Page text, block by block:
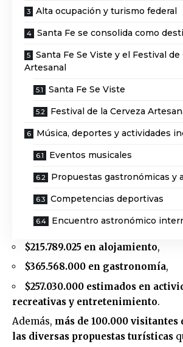
Alta ocupación y turismo federal
Santa Fe se consolida como
Santa Fe Se Viste y el Festival de
Artesanal
Santa Fe Se Viste
Festival de la Cerveza
Música, deportes y actividades
Eventos musicales
Propuestas gastronómicas y
Competencias deportivas
Encuentro astronómico
$215.789.025 en alojamiento,
$365.568.000 en gastronomía,
$257.030.000 estimados en
recreativas y entretenimiento.
Además, más de 100.000
las diversas propuestas turísticas